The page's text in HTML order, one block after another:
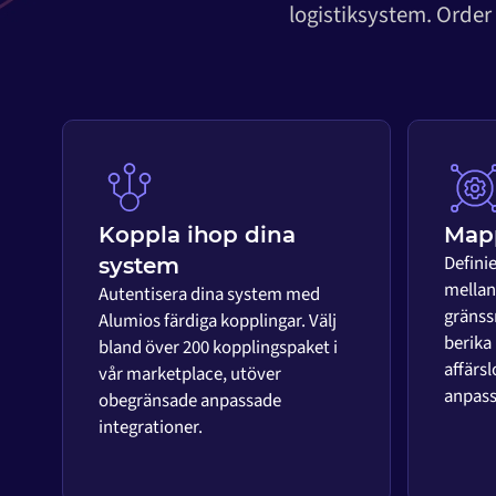
logistiksystem.
Koppla ihop dina
system
Autentisera dina system med
Alumios färdiga kopplingar. Välj
bland över 200 kopplingspaket i
vår marketplace, utöver
obegränsade anpassade
integrationer.